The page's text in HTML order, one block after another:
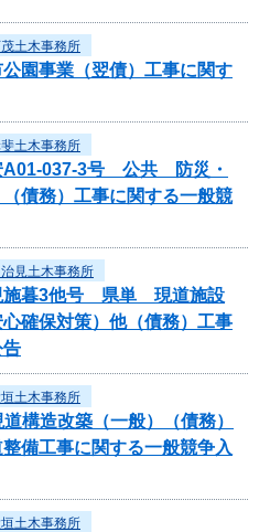
土木事務所
園事業（翌債）工事に関す
土木事務所
A01-037-3号 公共 防災・
債務）工事に関する一般競
見土木事務所
施暮3他号 県単 現道施設
確保対策）他（債務）工事
告
土木事務所
構造改築（一般）（債務）
備工事に関する一般競争入
土木事務所